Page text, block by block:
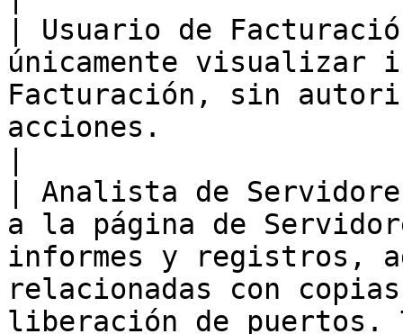
| Usuario de
únicamente visualizar
Facturación, sin
acciones.
| Analista de
a la página de
informes y registros,
relacionadas con
liberación de puertos.